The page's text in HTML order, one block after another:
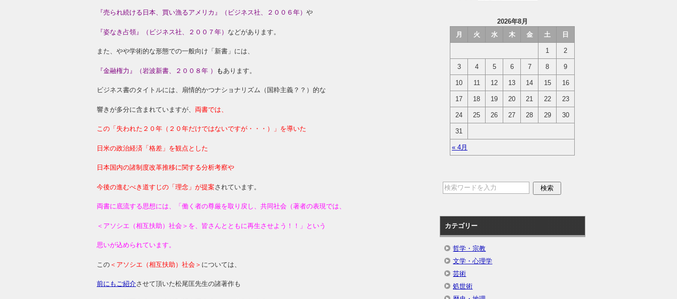
『売られ続ける日本、買い漁るアメリカ』（ビジネス社、２００６年） や
『姿なき占領』（ビジネス社、２００７年） などがあります。
また、やや学術的な形態での一般向け「新書」には、
『金融権力』（岩波新書、２００８年 ） も あります。
ビジネス書のタイトルには、扇情的かつナショナリズム（国粋主義？？）的な
響きが多分に含まれていますが、 両書では、
この「失われた２０年（２０年だけではないですが・・・）」を導いた
日米の政治経済「格差」を観点とした
日本国内の諸制度改革推移に関する分析考察や
今後の進むべき道すじの「理念」が提案されています。
両書に底流する思想には、「働く者の尊厳を取り戻し、共同社会（著者の表現では、
＜アソシエ（相互扶助）社会＞を、皆さんとともに再生させよう！！」という
思いが込められています。
この ＜アソシエ（相互扶助）社会＞ については、
前にもご紹介させて頂いた松尾匡先生の諸著作も
2026年8月
月
火 水 木 金 土 日
« 4月
1 2
3 4 5 6 7 8 9
10 11 12 13 14 15 16
17 18 19 20 21 22 23
24 25 26 27 28 29 30
31
カテゴリー
哲学・宗教
文学・心理学
芸術
処世術